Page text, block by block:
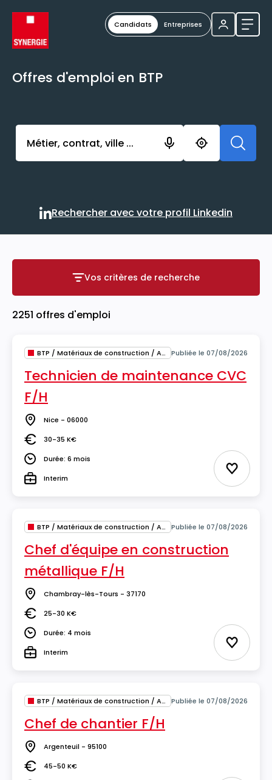
Candidats Entreprises
Offres d'emploi en BTP
Activer l’élément pour lancer l’enregistrement.
Rechercher avec votre
Rechercher avec votre profil Linkedin
Vos critères de recherche
Vos critères de recherche
2251 offres d'emploi
BTP / Matériaux de construction / Architecture Publiée le 07/08/2026
Technicien de maintenance CVC
F/H
Lieu Nice - 06000
Salaire30-35 K€
DuréeDurée: 6 mois
TypeInterim Ajouter
BTP / Matériaux de construction / Architecture Publiée le 07/08/2026
Chef d'équipe en construction
métallique F/H
Lieu Chambray-lès-Tours - 37170
Salaire25-30 K€
DuréeDurée: 4 mois
TypeInterim Ajouter
BTP / Matériaux de construction / Architecture Publiée le 07/08/2026
Chef de chantier F/H
Lieu Argenteuil - 95100
Salaire45-50 K€